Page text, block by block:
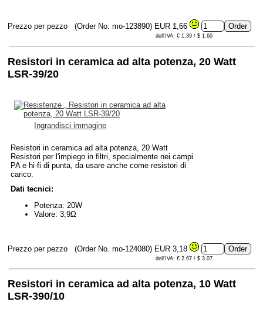
Prezzo per pezzo (Order No. mo-123890) EUR 1,66
dell'IVA: € 1.39 / $ 1.60
Resistori in ceramica ad alta potenza, 20 Watt
LSR-39/20
Ingrandisci immagine
Resistori in ceramica ad alta potenza, 20 Watt
Resistori per l'impiego in filtri, specialmente nei campi
PA e hi-fi di punta, da usare anche come resistori di
carico.
Dati tecnici:
Potenza: 20W
Valore: 3,9Ω
Prezzo per pezzo (Order No. mo-124080) EUR 3,18
dell'IVA: € 2.67 / $ 3.07
Resistori in ceramica ad alta potenza, 10 Watt
LSR-390/10